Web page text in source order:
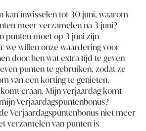
kan inwisselen tot 30 juni, waarom
meer verzamelen na 3 juni?
punten moet op 3 juni zijn
we willen onze waardering voor
door hen wat extra tijd te geven
punten te gebruiken, zodat ze
van een korting te genieten.
eraan. Mijn verjaardag komt
Verjaardagspuntenbonus?
Verjaardagspuntenbonus niet meer
verzamelen van punten is